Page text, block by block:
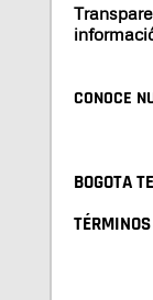
CONOCE
BOGOTA